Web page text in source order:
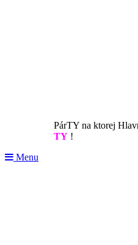
PárTY na ktorej
TY !
Menu